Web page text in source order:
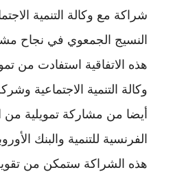
شراكة مع وكالة التنمية
النسيج الجمعوي في نجاح
هذه الاتفاقية استفادت
وكالة التنمية الاجتماعية
أيضا من مشاركة تمويلية من
الفرنسية للتنمية والبنك
هذه الشراكة ستمكن من